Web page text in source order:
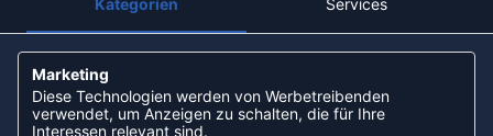
Partner: Handball-Camp
Nachhaltigkeit und Soziales
ZAHLUNGSARTEN